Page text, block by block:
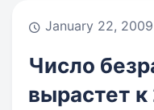
January 22, 2009
Число
вырастет к